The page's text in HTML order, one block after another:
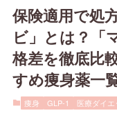
保険適用で処
ビ」とは？「
格差を徹底比
すめ痩身薬一
痩身 GLP-1 医療ダイエ